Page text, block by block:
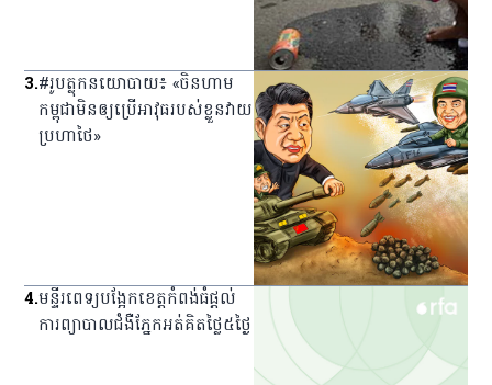
3.#រូបត្លុកនយោបាយ៖ «ចិនហាម
កម្ពុជាមិនឲ្យប្រើអាវុធរបស់ខ្លួនវាយ
ប្រហាថៃ»
4.មន្ទីរពេទ្យ​បង្អែក​ខេត្ត​កំពង់ធំ​ផ្ដល់​
ការ​ព្យាបាល​ជំងឺ​ភ្នែក​អត់​គិត​ថ្លៃ​៥​ថ្ងៃ